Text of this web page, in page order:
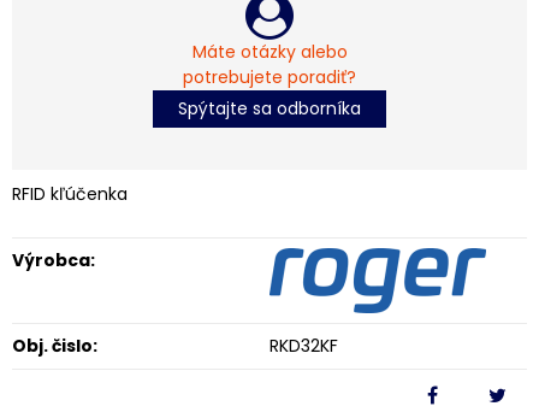
Máte otázky alebo
potrebujete poradiť?
Spýtajte sa odborníka
RFID kľúčenka
Výrobca:
Obj. čislo: RKD32KF